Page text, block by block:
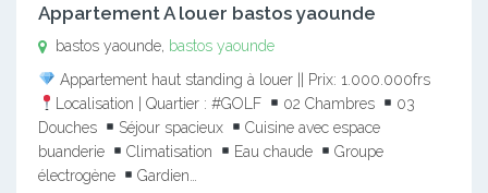
Appartement A louer bastos yaounde
bastos yaounde, bastos yaounde
Appartement haut standing à louer || Prix: 1.000.000frs
Localisation | Quartier : #GOLF
02 Chambres
03
Douches
Séjour spacieux
Cuisine avec espace
buanderie
Climatisation Eau chaude
Groupe
électrogène
Gardien…